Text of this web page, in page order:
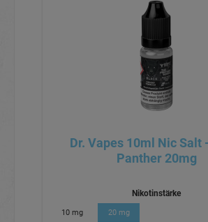
Dr. Vapes 10ml Nic Salt
Panther 20mg
Nikotinstärke
10 mg 20 mg